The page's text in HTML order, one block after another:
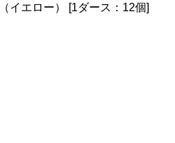
イエロー） [1ダース：12個]